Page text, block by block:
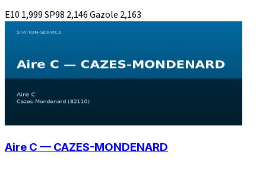
E10 1,999SP98 2,146Gazole 2,163
Aire C — CAZES-MONDENARD